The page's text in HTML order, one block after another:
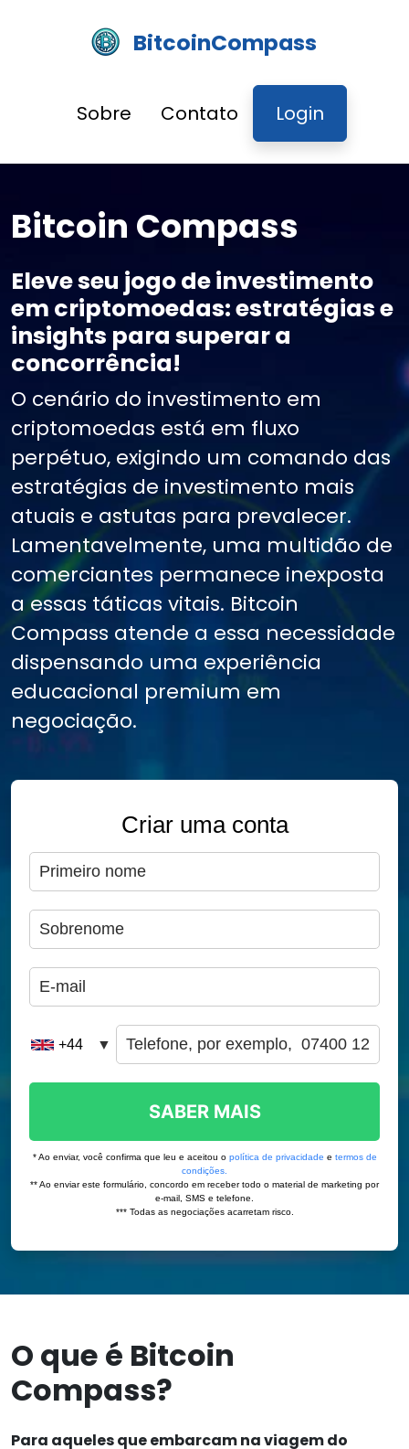
BitcoinCompass
Sobre Contato Login
Bitcoin Compass
Eleve seu jogo de investimento
em criptomoedas: estratégias e
insights para superar a
concorrência!
O cenário do investimento em
criptomoedas está em fluxo
perpétuo, exigindo um comando das
estratégias de investimento mais
atuais e astutas para prevalecer.
Lamentavelmente, uma multidão de
comerciantes permanece inexposta
a essas táticas vitais. Bitcoin
Compass atende a essa necessidade
dispensando uma experiência
educacional premium em
negociação.
O que é Bitcoin
Compass?
Para aqueles que embarcam na viagem do